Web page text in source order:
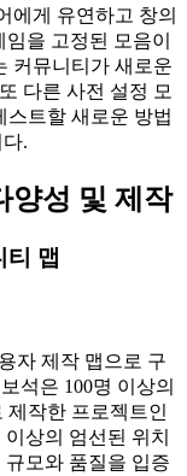
에게 유연하고 창의
을 고정된 모음이
커뮤니티가 새로운
다른 사전 설정 모
스트할 새로운 방법
.
양성 및 제작
맵
자 제작 맵으로 구
석은 100명 이상의
제작한 프로젝트인
상의 엄선된 위치
규모와 품질을 입증